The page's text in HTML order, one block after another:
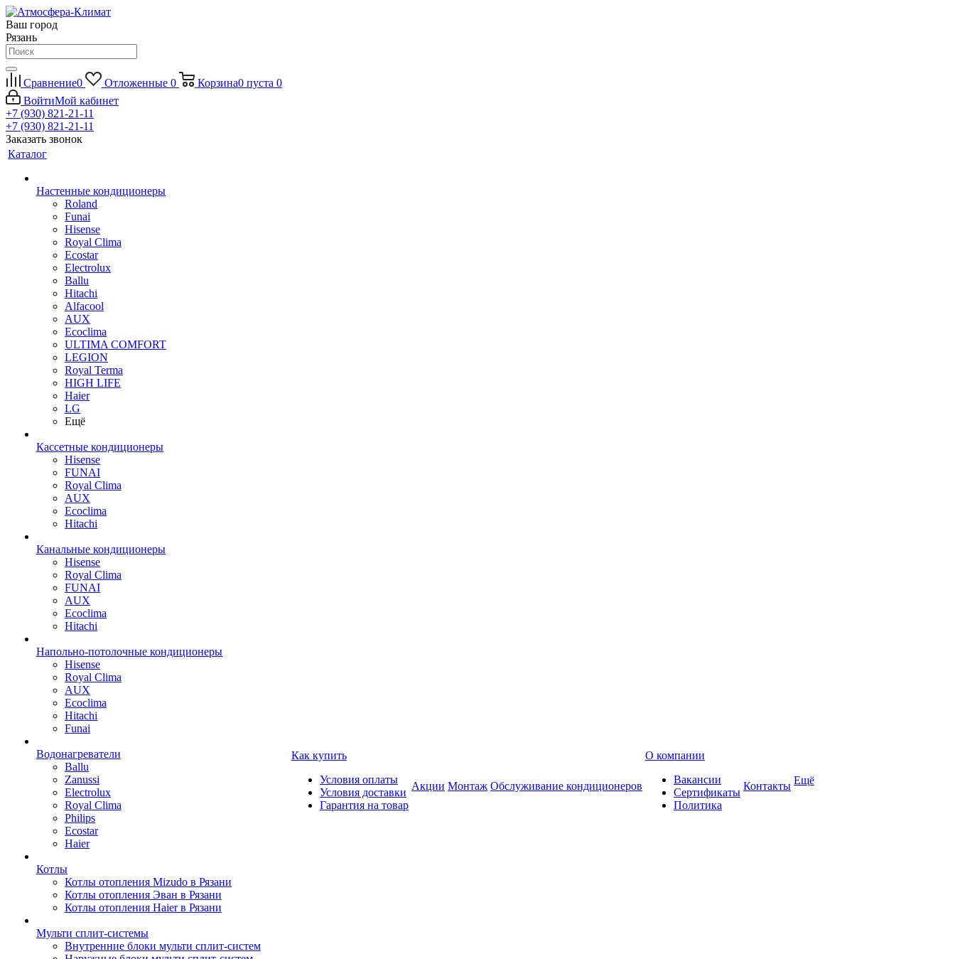
Ваш город
Рязань
Сравнение0 Отложенные 0 Корзина0 пуста 0
ВойтиМой кабинет
+7 (930) 821-21-11
+7 (930) 821-21-11
Заказать звонок
Каталог
Настенные кондиционеры
Roland
Funai
Hisense
Royal Clima
Ecostar
Electrolux
Ballu
Hitachi
Alfacool
AUX
Ecoclima
ULTIMA COMFORT
LEGION
Royal Terma
HIGH LIFE
Haier
LG
Ещё
Кассетные кондиционеры
Hisense
FUNAI
Royal Clima
AUX
Ecoclima
Hitachi
Канальные кондиционеры
Hisense
Royal Clima
FUNAI
AUX
Ecoclima
Hitachi
Напольно-потолочные кондиционеры
Hisense
Royal Clima
AUX
Ecoclima
Hitachi
Funai
Водонагреватели
Ballu
Zanussi
Electrolux
Royal Clima
Philips
Ecostar
Haier
Котлы
Котлы отопления Mizudo в Рязани
Котлы отопления Эван в Рязани
Котлы отопления Haier в Рязани
Мульти сплит-системы
Внутренние блоки мульти сплит-систем
Как купить
Условия оплаты
Условия доставки
Гарантия на товар
Акции Монтаж Обслуживание кондиционеров
О компании
Вакансии
Сертификаты
Политика
Контакты Ещё